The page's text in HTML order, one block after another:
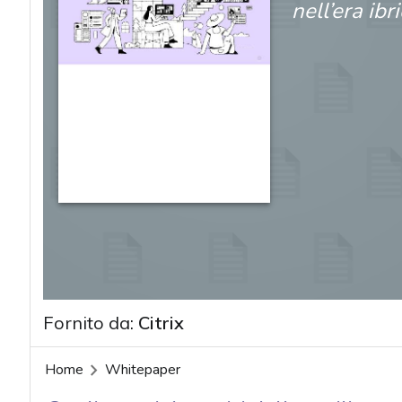
nell’era
Fornito da: Citrix
Home Whitepaper